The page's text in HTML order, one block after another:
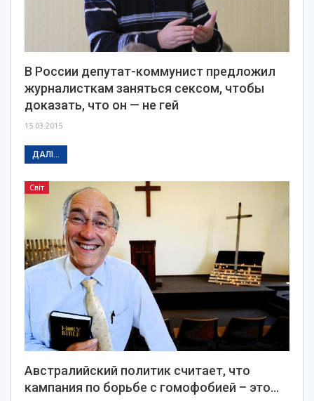
В России депутат-коммунист предложил
журналисткам заняться сексом, чтобы
доказать, что он — не гей
15.03.2015
ДАЛІ...
Світ
Австралийский политик считает, что
кампания по борьбе с гомофобией – это…